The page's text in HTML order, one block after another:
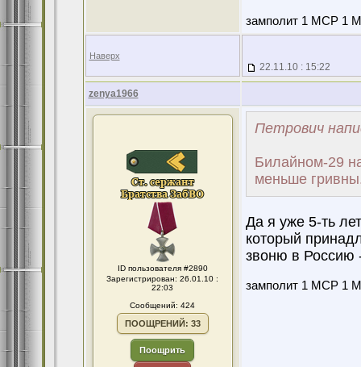
замполит 1 МСР 1
Наверх
22.11.10 : 15:22
zenya1966
ID пользователя #2890
Зарегистрирован: 26.01.10 :
22:03
Сообщений: 424
ПООЩРЕНИЙ: 33
Поощрить
Петрович
Билайном-29
меньше
Да я уже 5-ть
который
звоню в Россию
замполит 1 МСР 1